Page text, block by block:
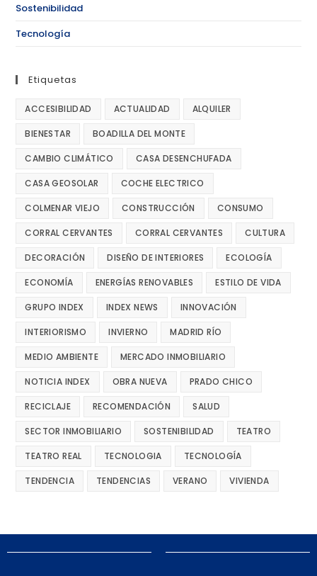
Sostenibilidad
Tecnología
Etiquetas
ACCESIBILIDAD ACTUALIDAD ALQUILER
BIENESTAR BOADILLA DEL MONTE
CAMBIO CLIMÁTICO CASA DESENCHUFADA
CASA GEOSOLAR COCHE ELECTRICO
COLMENAR VIEJO CONSTRUCCIÓN CONSUMO
CORRAL CERVANTES CORRAL CERVANTES CULTURA
DECORACIÓN DISEÑO DE INTERIORES ECOLOGÍA
ECONOMÍA ENERGÍAS RENOVABLES ESTILO DE VIDA
GRUPO INDEX INDEX NEWS INNOVACIÓN
INTERIORISMO INVIERNO MADRID RÍO
MEDIO AMBIENTE MERCADO INMOBILIARIO
NOTICIA INDEX OBRA NUEVA PRADO CHICO
RECICLAJE RECOMENDACIÓN SALUD
SECTOR INMOBILIARIO SOSTENIBILIDAD TEATRO
TEATRO REAL TECNOLOGIA TECNOLOGÍA
TENDENCIA TENDENCIAS VERANO VIVIENDA